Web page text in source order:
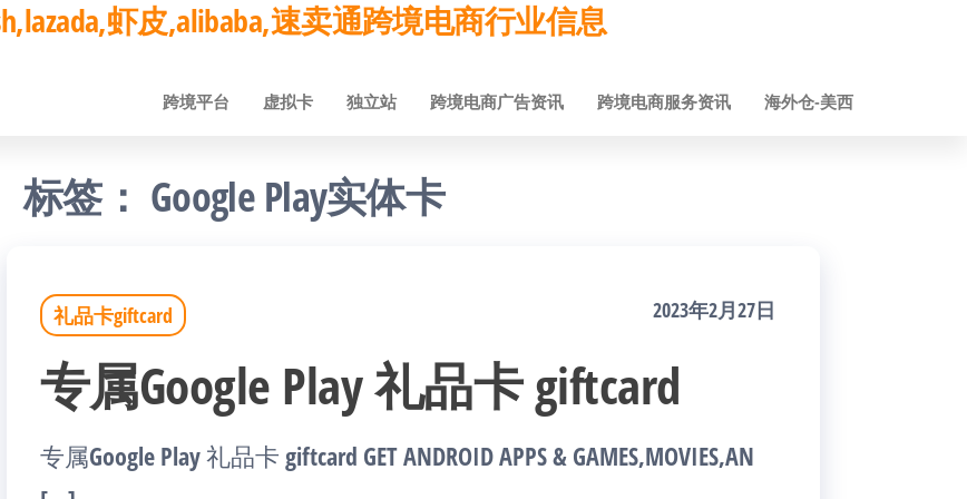
虾皮,alibaba,速卖通跨境电商行业信息
跨境平台 虚拟卡 独立站 跨境电商广告资讯 跨境电商服务资讯 海外仓-美西
标签： Google Play实体卡
礼品卡giftcard 2023年2月27日
专属Google Play 礼品卡 giftcard
专属Google Play 礼品卡 giftcard GET ANDROID APPS & GAMES,MOVIES,AN